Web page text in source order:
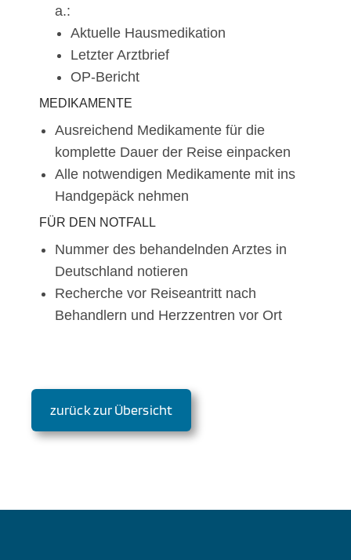
a.:
Aktuelle Hausmedikation
Letzter Arztbrief
OP-Bericht
MEDIKAMENTE
Ausreichend Medikamente für die
komplette Dauer der Reise einpacken
Alle notwendigen Medikamente mit ins
Handgepäck nehmen
FÜR DEN NOTFALL
Nummer des behandelnden Arztes in
Deutschland notieren
Recherche vor Reiseantritt nach
Behandlern und Herzzentren vor Ort
zurück zur Übersicht